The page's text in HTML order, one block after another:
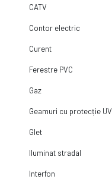
CATV
Contor electric
Curent
Ferestre PVC
Gaz
Geamuri cu protecție UV
Glet
Iluminat stradal
Interfon